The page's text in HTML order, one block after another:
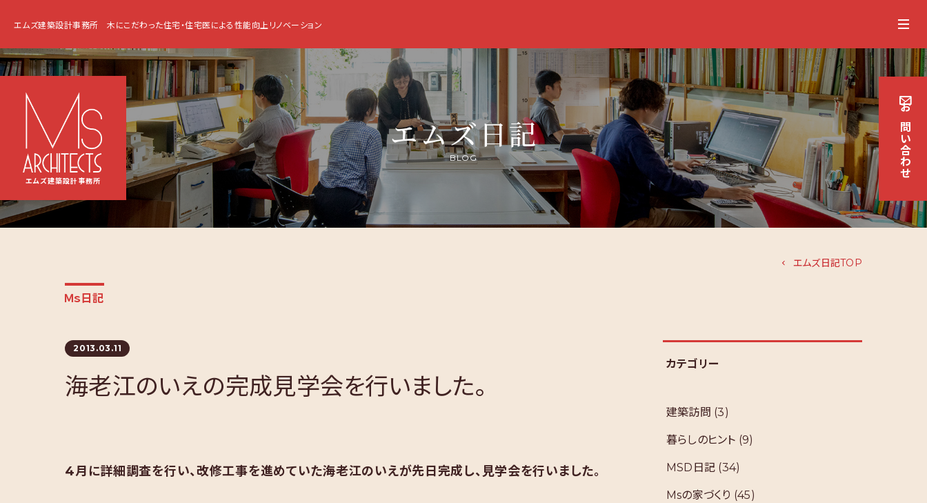
エムズ建築設計事務所 木にこだわった住宅・住宅医による性能向上リノベーション
お
問
い
合
わせ
エムズ建築設計事務所
エムズ日記
BLOG
エムズ日記TOP
Ｍｓ日記
2013.03.11
海老江のいえの完成見学会を行いました。
4月に詳細調査を行い、改修工事を進めていた海老江のいえが先日完成し、見学会を行いました。
カテゴリー
建築訪問 (3)
暮らしのヒント (9)
MSD日記 (34)
Msの家づくり (45)